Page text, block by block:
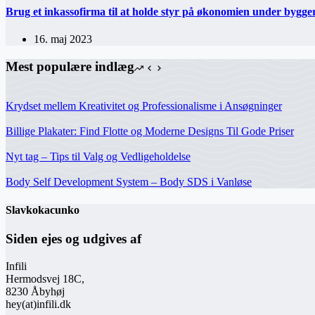
Brug et inkassofirma til at holde styr på økonomien under
16. maj 2023
Mest populære indlæg
Krydset mellem Kreativitet og Professionalisme i Ansøgninger
Billige Plakater: Find Flotte og Moderne Designs Til Gode Priser
Nyt tag – Tips til Valg og Vedligeholdelse
Body Self Development System – Body SDS i Vanløse
Slavkokacunko
Siden ejes og udgives af
Infili
Hermodsvej 18C,
8230 Åbyhøj
hey(at)infili.dk